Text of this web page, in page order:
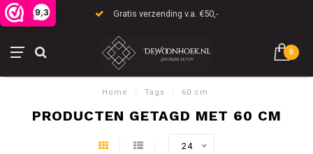
9,3 Gratis verzending v.a. €50,-
0
Home / Tags / 60 cm
PRODUCTEN GETAGD MET 60 CM
24